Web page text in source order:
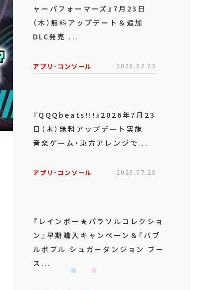
ャーパフォーマーズ』7月23日
（木）無料アップデート＆追加
DLC発売 ...
アプリ･コンソール 2026.07.23
『QQQbeats!!!』2026年7月23
日（木）無料アップデート実施
音楽ゲーム・東方アレンジで...
アプリ･コンソール 2026.07.23
『レインボー★パラソルコレクショ
ン』早期購入キャンペーン＆『バブ
ルボブル シュガーダンジョン ブー
ス...